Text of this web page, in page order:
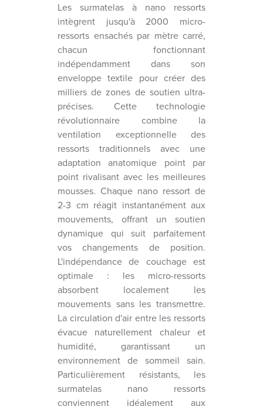
Les surmatelas à nano ressorts
intègrent jusqu'à 2000 micro-
ressorts ensachés par mètre carré,
chacun fonctionnant
indépendamment dans son
enveloppe textile pour créer des
milliers de zones de soutien ultra-
précises. Cette technologie
révolutionnaire combine la
ventilation exceptionnelle des
ressorts traditionnels avec une
adaptation anatomique point par
point rivalisant avec les meilleures
mousses. Chaque nano ressort de
2-3 cm réagit instantanément aux
mouvements, offrant un soutien
dynamique qui suit parfaitement
vos changements de position.
L'indépendance de couchage est
optimale : les micro-ressorts
absorbent localement les
mouvements sans les transmettre.
La circulation d'air entre les ressorts
évacue naturellement chaleur et
humidité, garantissant un
environnement de sommeil sain.
Particulièrement résistants, les
surmatelas nano ressorts
conviennent idéalement aux